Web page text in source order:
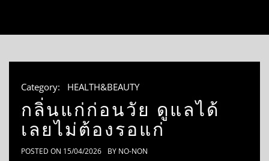
Category: HEALTH&BEAUTY
กลิ่นแก่ก่อนวัย ดูแลได้
เลยไม่ต้องรอแก่
POSTED ON 15/04/2026 BY NO-NON